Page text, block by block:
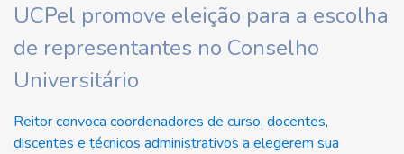
UCPel promove eleição para a escolha
de representantes no Conselho
Universitário
Reitor convoca coordenadores de curso, docentes,
discentes e técnicos administrativos a elegerem sua